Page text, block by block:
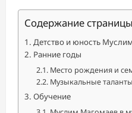
Содержание страницы
Детство и юность
Ранние годы
Место рождения и
Музыкальные таланты
Обучение